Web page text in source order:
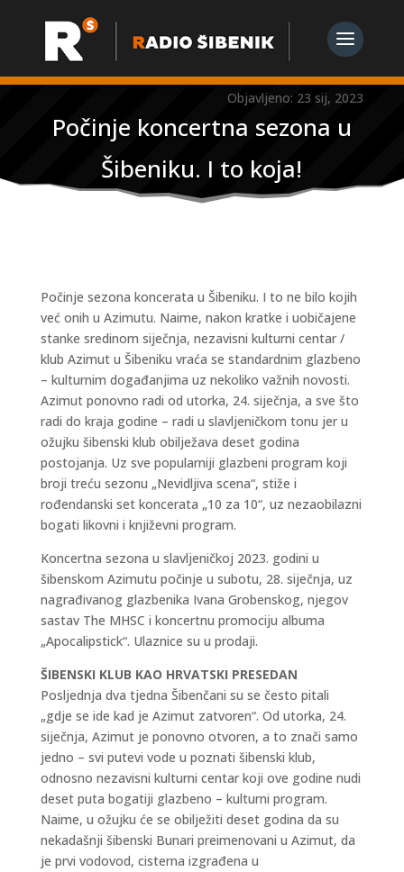
Objavljeno: 23 sij, 2023
Počinje koncertna sezona u
Šibeniku. I to koja!
Počinje sezona koncerata u Šibeniku. I to ne bilo kojih
već onih u Azimutu. Naime, nakon kratke i uobičajene
stanke sredinom siječnja, nezavisni kulturni centar /
klub Azimut u Šibeniku vraća se standardnim glazbeno
– kulturnim događanjima uz nekoliko važnih novosti.
Azimut ponovno radi od utorka, 24. siječnja, a sve što
radi do kraja godine – radi u slavljeničkom tonu jer u
ožujku šibenski klub obilježava deset godina
postojanja. Uz sve popularniji glazbeni program koji
broji treću sezonu „Nevidljiva scena“, stiže i
rođendanski set koncerata „10 za 10“, uz nezaobilazni
bogati likovni i književni program.
Koncertna sezona u slavljeničkoj 2023. godini u
šibenskom Azimutu počinje u subotu, 28. siječnja, uz
nagrađivanog glazbenika Ivana Grobenskog, njegov
sastav The MHSC i koncertnu promociju albuma
„Apocalipstick“. Ulaznice su u prodaji.
ŠIBENSKI KLUB KAO HRVATSKI PRESEDAN
Posljednja dva tjedna Šibenčani su se često pitali
„gdje se ide kad je Azimut zatvoren“. Od utorka, 24.
siječnja, Azimut je ponovno otvoren, a to znači samo
jedno – svi putevi vode u poznati šibenski klub,
odnosno nezavisni kulturni centar koji ove godine nudi
deset puta bogatiji glazbeno – kulturni program.
Naime, u ožujku će se obilježiti deset godina da su
nekadašnji šibenski Bunari preimenovani u Azimut, da
je prvi vodovod, cisterna izgrađena u